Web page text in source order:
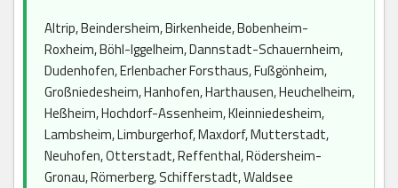
Altrip, Beindersheim, Birkenheide, Bobenheim-
Roxheim, Böhl-Iggelheim, Dannstadt-Schauernheim,
Dudenhofen, Erlenbacher Forsthaus, Fußgönheim,
Großniedesheim, Hanhofen, Harthausen, Heuchelheim,
Heßheim, Hochdorf-Assenheim, Kleinniedesheim,
Lambsheim, Limburgerhof, Maxdorf, Mutterstadt,
Neuhofen, Otterstadt, Reffenthal, Rödersheim-
Gronau, Römerberg, Schifferstadt, Waldsee